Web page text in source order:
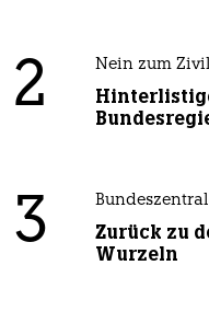
2 Nein zum
3
Zurück zu
Wurzeln